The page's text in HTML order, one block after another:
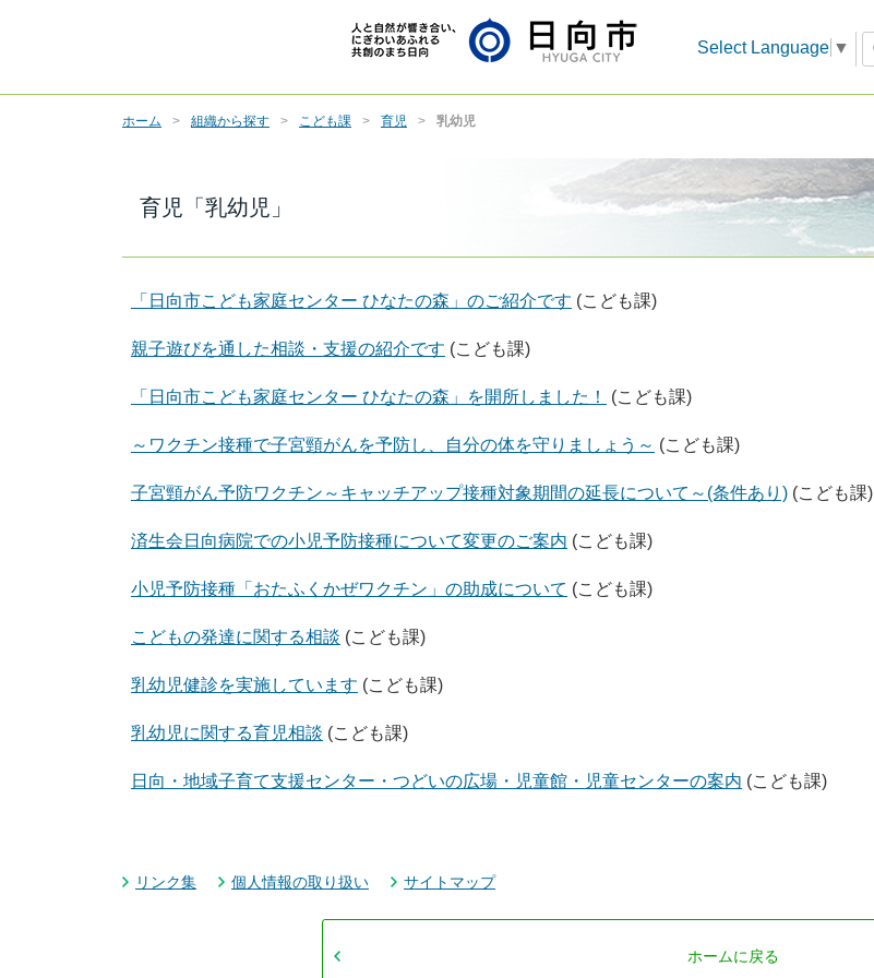
Select Language ▼
ホーム 組織から探す こども課 育児 乳幼児
育児「乳幼児」
「日向市こども家庭センター ひなたの森」のご紹介です (こども課)
親子遊びを通した相談・支援の紹介です (こども課)
「日向市こども家庭センター ひなたの森」を開所しました！ (こども課)
～ワクチン接種で子宮頸がんを予防し、自分の体を守りましょう～ (こども課)
子宮頸がん予防ワクチン～キャッチアップ接種対象期間の延長について～(条件あり) (こども課)
済生会日向病院での小児予防接種について変更のご案内 (こども課)
小児予防接種「おたふくかぜワクチン」の助成について (こども課)
こどもの発達に関する相談 (こども課)
乳幼児健診を実施しています (こども課)
乳幼児に関する育児相談 (こども課)
日向・地域子育て支援センター・つどいの広場・児童館・児童センターの案内 (こども課)
リンク集 個人情報の取り扱い サイトマップ
ホームに戻る